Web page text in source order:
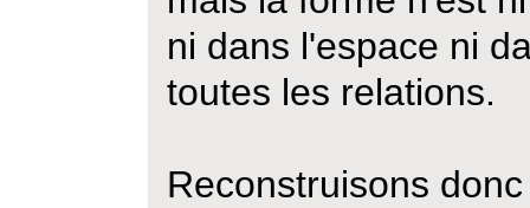
ni dans l'espace ni
toutes les relations.
Reconstruisons